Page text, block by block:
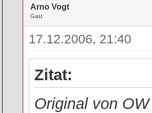
Arno Vogt
Gast
17.12.2006, 21:40
Zitat:
Original von OW